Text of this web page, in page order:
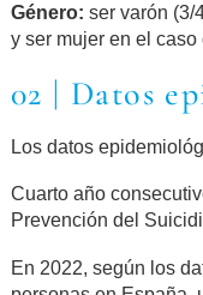
Género: ser varón (3/
y ser mujer en el
02 | Datos
Los datos
Cuarto año
Prevención del
En 2022, según los